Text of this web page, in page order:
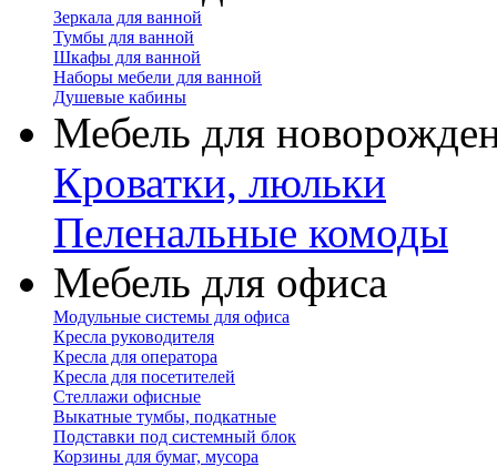
Зеркала для ванной
Тумбы для ванной
Шкафы для ванной
Наборы мебели для ванной
Душевые кабины
Мебель для
Кроватки, люльки
Пеленальные комоды
Мебель для офиса
Модульные системы для офиса
Кресла руководителя
Кресла для оператора
Кресла для посетителей
Стеллажи офисные
Выкатные тумбы, подкатные
Подставки под системный блок
Корзины для бумаг, мусора